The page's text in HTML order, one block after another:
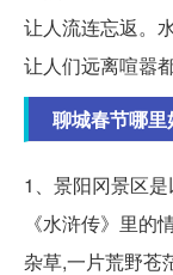
让人流连忘返。
让人们远离喧嚣
聊城春节哪里
1、景阳冈景区
《水浒传》里的
杂草,一片荒野苍